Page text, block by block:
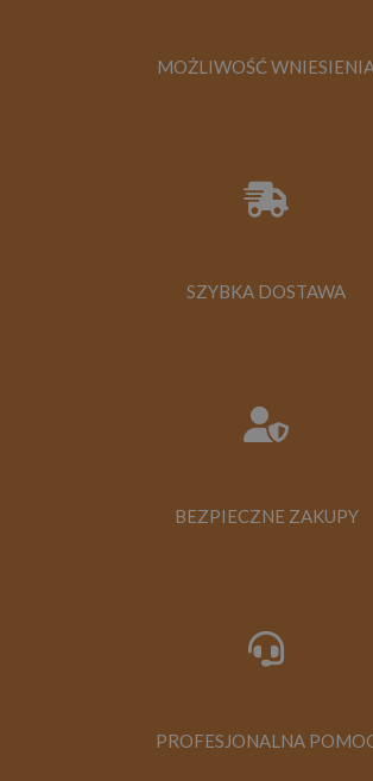
MOŻLIWOŚĆ
SZYBKA DOSTAWA
BEZPIECZNE ZAKUPY
PROFESJONALNA